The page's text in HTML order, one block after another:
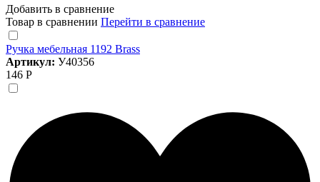
Добавить в сравнение
Товар в сравнении Перейти в сравнение
Ручка мебельная 1192 Brass
Артикул: У40356
146 Р